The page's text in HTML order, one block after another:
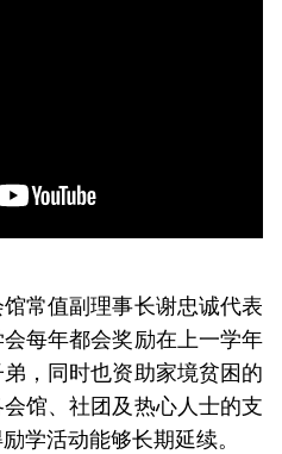
常值副理事长谢忠诚代表
每年都会奖励在上一学年
，同时也资助家境贫困的
馆、社团及热心人士的支
学活动能够长期延续。